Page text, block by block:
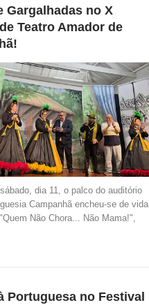
Gargalhadas no X
Teatro Amador de
dia 11, o palco do auditório
Campanhã encheu-se de vida
Não Chora... Não Mama!",
Portuguesa no Festival